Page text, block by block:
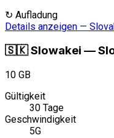
↻ Aufladung
Details anzeigen —
🇸🇰Slowakei —
10 GB
Gültigkeit
30 Tage
Geschwindigkeit
5G